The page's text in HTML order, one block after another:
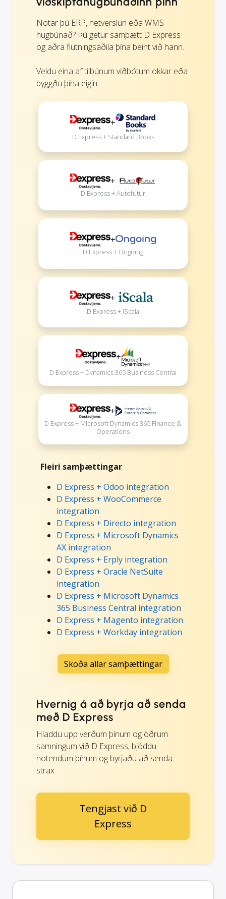
Notar þú ERP, netverslun eða WMS
hugbúnað? Þú getur samþætt D Express
og aðra flutningsaðila þína beint við hann.
Veldu eina af tilbúnum viðbótum okkar eða
byggðu þína eigin:
+
D Express + Standard Books
+
D Express + Autofutur
+
D Express + Ongoing
+
D Express + iScala
+
D Express + Dynamics 365 Business Central
+
D Express + Microsoft Dynamics 365 Finance &
Operations
Fleiri samþættingar
D Express + Odoo integration
D Express + WooCommerce
integration
D Express + Directo integration
D Express + Microsoft Dynamics
AX integration
D Express + Erply integration
D Express + Oracle NetSuite
integration
D Express + Microsoft Dynamics
365 Business Central integration
D Express + Magento integration
D Express + Workday integration
Skoða allar samþættingar
Hvernig á að byrja að senda
með D Express
Hladdu upp verðum þínum og öðrum
samningum við D Express, bjóddu
notendum þínum og byrjaðu að senda
strax.
Tengjast við D
Express